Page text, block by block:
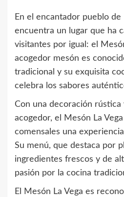
En el encantador pueblo de
encuentra un lugar que ha
visitantes por igual: el
acogedor mesón es
tradicional y su exquisita
celebra los sabores
Con una decoración rústica
acogedor, el Mesón La
comensales una
Su menú, que destaca por
ingredientes frescos y de
pasión por la cocina
El Mesón La Vega es